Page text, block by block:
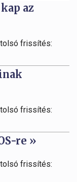
az
frissítés:
frissítés:
re »
frissítés: